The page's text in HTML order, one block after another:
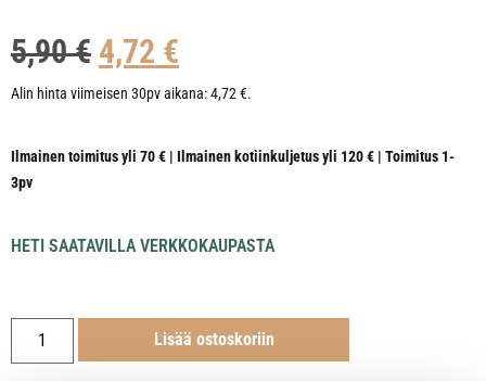
5,90€ 4,72 €
Alin hinta viimeisen 30pv aikana:4,72 €.
Ilmainen toimitus yli 70 € | Ilmainen kotiinkuljetus yli 120 € | Toimitus 1-
3pv
HETI SAATAVILLA VERKKOKAUPASTA
Lisää ostoskoriin